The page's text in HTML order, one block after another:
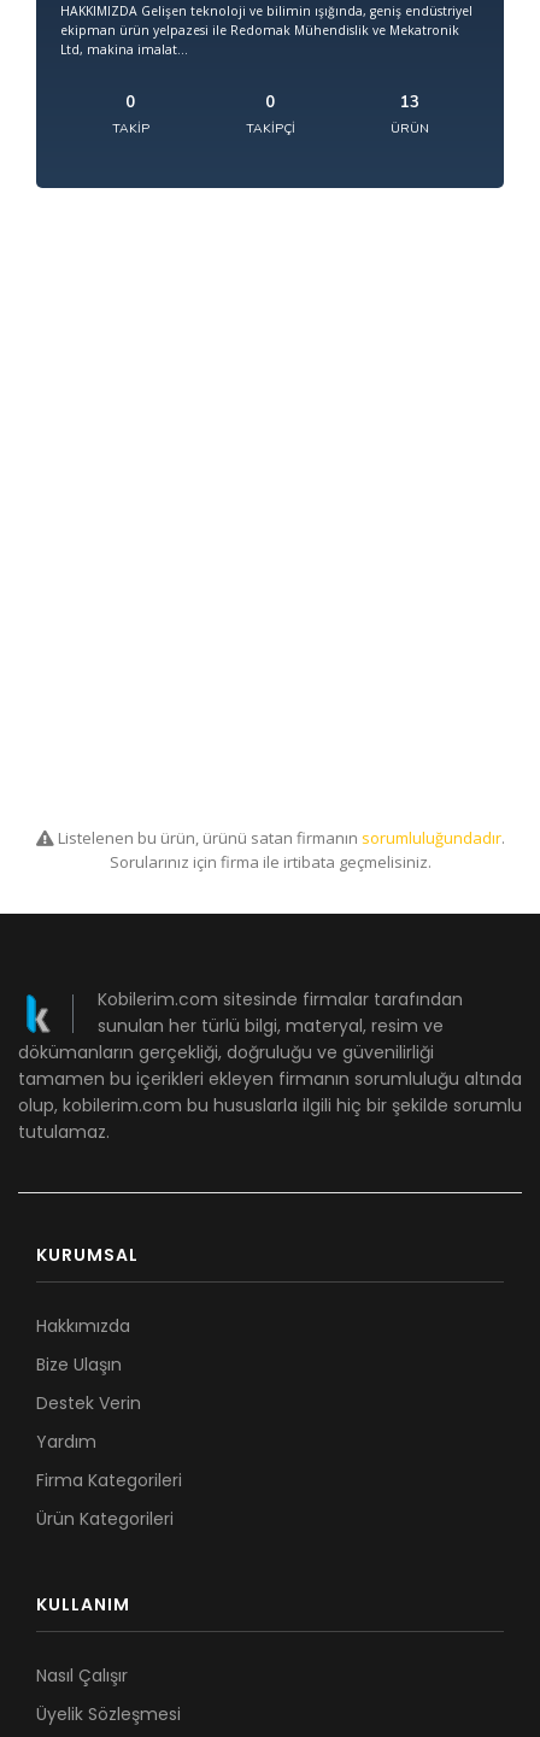
HAKKIMIZDA Gelişen teknoloji ve bilimin ışığında, geniş endüstriyel
ekipman ürün yelpazesi ile Redomak Mühendislik ve Mekatronik
Ltd, makina imalat...
0
TAKIP
0
TAKIPÇI
13
ÜRÜN
Listelenen bu ürün, ürünü satan firmanın sorumluluğundadır.
Sorularınız için firma ile irtibata geçmelisiniz.
Kobilerim.com sitesinde firmalar tarafından
sunulan her türlü bilgi, materyal, resim ve
dökümanların gerçekliği, doğruluğu ve güvenilirliği
tamamen bu içerikleri ekleyen firmanın sorumluluğu altında
olup, kobilerim.com bu hususlarla ilgili hiç bir şekilde sorumlu
tutulamaz.
KURUMSAL
Hakkımızda
Bize Ulaşın
Destek Verin
Yardım
Firma Kategorileri
Ürün Kategorileri
KULLANIM
Nasıl Çalışır
Üyelik Sözleşmesi